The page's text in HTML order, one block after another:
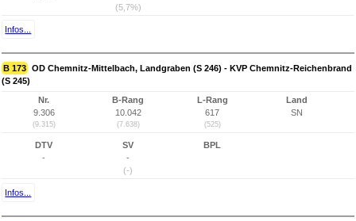
(5,7%)
Infos...
B 173 OD Chemnitz-Mittelbach, Landgraben (S 246) - KVP Chemnitz-Reichenbrand
(S 245)
Nr.
9.306
(9.315)
B-Rang
10.042
(7.638)
L-Rang
617
(525)
Land
SN
DTV
-
SV
-
(-)
BPL
Infos...